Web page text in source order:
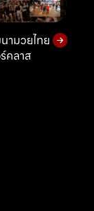
ามวยไทย
คลาส